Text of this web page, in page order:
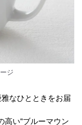
ジ
なひとときをお届
い“ブルーマウン